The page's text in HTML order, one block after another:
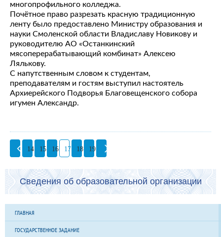
многопрофильного колледжа.
Почётное право разрезать красную традиционную
ленту было предоставлено Министру образования и
науки Смоленской области Владиславу Новикову и
руководителю АО «Останкинский
мясоперерабатывающий комбинат» Алексею
Лялькову.
С напутственным словом к студентам,
преподавателям и гостям выступил настоятель
Архиерейского Подворья Благовещенского собора
игумен Александр.
14 15 16 17 18 19
Сведения об образовательной организации
ГЛАВНАЯ
ГОСУДАРСТВЕННОЕ ЗАДАНИЕ